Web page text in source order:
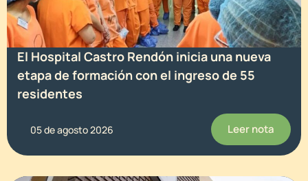
El Hospital Castro Rendón inicia una nueva
etapa de formación con el ingreso de 55
residentes
05 de agosto 2026 Leer nota